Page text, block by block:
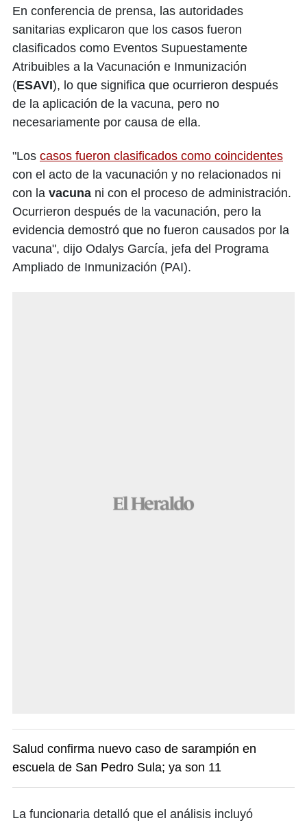
En conferencia de prensa, las autoridades
sanitarias explicaron que los casos fueron
clasificados como Eventos Supuestamente
Atribuibles a la Vacunación e Inmunización
(ESAVI), lo que significa que ocurrieron después
de la aplicación de la vacuna, pero no
necesariamente por causa de ella.
"Los casos fueron clasificados como coincidentes
con el acto de la vacunación y no relacionados ni
con la vacuna ni con el proceso de administración.
Ocurrieron después de la vacunación, pero la
evidencia demostró que no fueron causados por la
vacuna", dijo Odalys García, jefa del Programa
Ampliado de Inmunización (PAI).
Salud confirma nuevo caso de sarampión en
escuela de San Pedro Sula; ya son 11
La funcionaria detalló que el análisis incluyó